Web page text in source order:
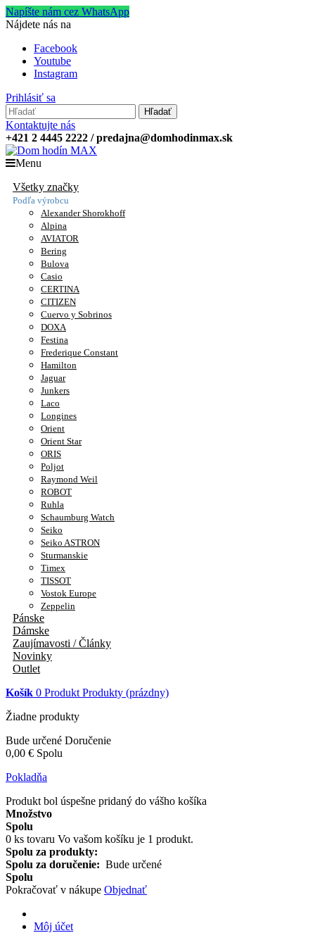
Napíšte nám cez WhatsApp
Nájdete nás na
Facebook
Youtube
Instagram
Prihlásiť sa
Hľadať
Kontaktujte nás
+421 2 4445 2222 / predajna@domhodinmax.sk
Menu
Všetky značky
Podľa výrobcu
Alexander Shorokhoff
Alpina
AVIATOR
Bering
Bulova
Casio
CERTINA
CITIZEN
Cuervo y Sobrinos
DOXA
Festina
Frederique Constant
Hamilton
Jaguar
Junkers
Laco
Longines
Orient
Orient Star
ORIS
Poljot
Raymond Weil
ROBOT
Ruhla
Schaumburg Watch
Seiko
Seiko ASTRON
Sturmanskie
Timex
TISSOT
Vostok Europe
Zeppelin
Pánske
Dámske
Zaujímavosti / Články
Novinky
Outlet
Košík 0 Produkt Produkty (prázdny)
Žiadne produkty
Bude určené Doručenie
0,00 € Spolu
Pokladňa
Produkt bol úspešne pridaný do vášho košíka
Množstvo
Spolu
0 ks tovaru Vo vašom košíku je 1 produkt.
Spolu za produkty:
Spolu za doručenie: Bude určené
Spolu
Pokračovať v nákupe Objednať
Môj účet